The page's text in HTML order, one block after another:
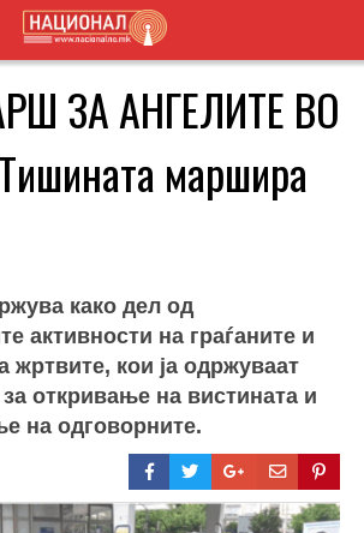
ЗА АНГЕЛИТЕ ВО
маршира
како дел од
активности на граѓаните и
жртвите, кои ја одржуваат
откривање на вистината и
на одговорните.